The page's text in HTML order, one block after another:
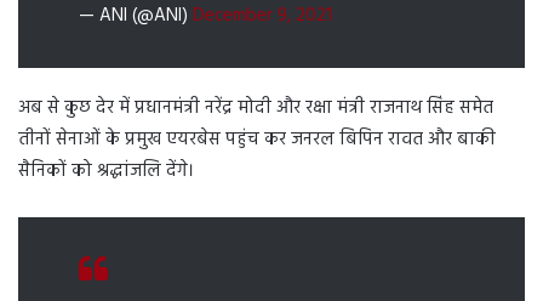
— ANI (@ANI) December 9, 2021
अब से कुछ देर में प्रधानमंत्री नरेंद्र मोदी और रक्षा मंत्री राजनाथ सिंह समेत
तीनों सेनाओं के प्रमुख एयरबेस पहुंच कर जनरल बिपिन रावत और बाकी
सैनिकों को श्रद्धांजलि देंगे।